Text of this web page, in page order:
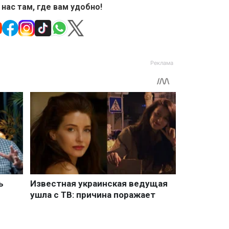
там, где вам удобно!